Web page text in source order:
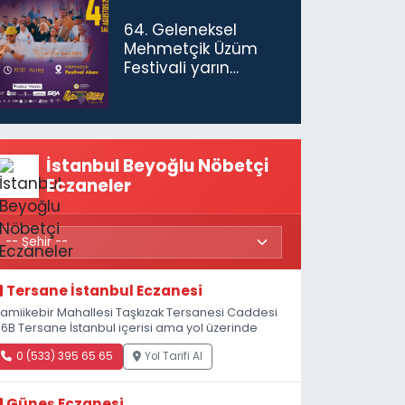
64. Geleneksel
Mehmetçik Üzüm
Festivali yarın
İstanbul Beyoğlu Nöbetçi
Eczaneler
Tersane İstanbul Eczanesi
Mahallesi Taşkızak Tersanesi Caddesi
Tersane İstanbul içerisi ama yol üzerinde
0 (533) 395 65 65 Yol Tarifi Al